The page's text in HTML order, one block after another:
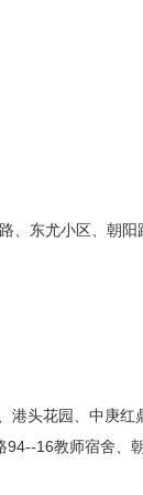
东尤小区、朝阳
头花园、中庚红
16教师宿舍、